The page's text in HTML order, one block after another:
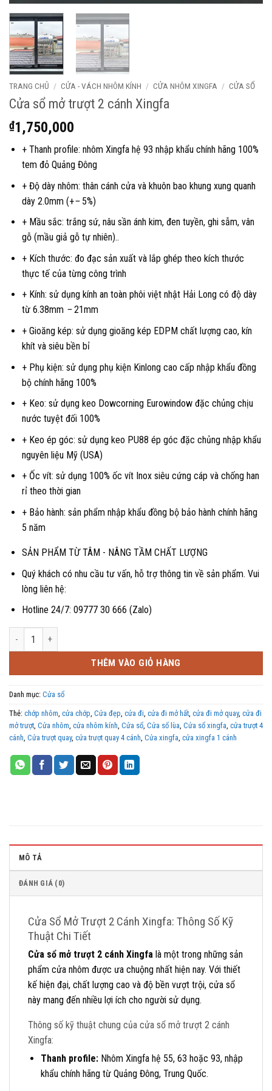
TRANG CHỦ / CỬA - VÁCH NHÔM KÍNH / CỬA NHÔM XINGFA / CỬA SỔ
Cửa sổ mở trượt 2 cánh Xingfa
₫1,750,000
+ Thanh profile: nhôm Xingfa hệ 93 nhập khẩu chính hãng 100%
tem đỏ Quảng Đông
+ Độ dày nhôm: thân cánh cửa và khuôn bao khung xung quanh
dày 2.0mm (+–5%)
+ Mầu sắc: trắng sứ, nâu sần ánh kim, đen tuyền, ghi sẫm, vân
gỗ (mầu giả gỗ tự nhiên)..
+ Kích thước: đo đạc sản xuất và lắp ghép theo kích thước
thực tế của từng công trình
+ Kính: sử dụng kính an toàn phôi việt nhật Hải Long có độ dày
từ 6.38mm –21mm
+ Gioăng kép: sử dụng gioăng kép EDPM chất lượng cao, kín
khít và siêu bền bỉ
+ Phụ kiện: sử dụng phụ kiện Kinlong cao cấp nhập khẩu đồng
bộ chính hãng 100%
+ Keo: sử dụng keo Dowcorning Eurowindow đặc chủng chịu
nước tuyệt đối 100%
+ Keo ép góc: sử dụng keo PU88 ép góc đặc chủng nhập khẩu
nguyên liệu Mỹ (USA)
+ Ốc vít: sử dụng 100% ốc vít Inox siêu cứng cáp và chống han
rỉ theo thời gian
+ Bảo hành: sản phẩm nhập khẩu đồng bộ bảo hành chính hãng
5 năm
SẢN PHẨM TỪ TÂM - NÂNG TẦM CHẤT LƯỢNG
Quý khách có nhu cầu tư vấn, hỗ trợ thông tin về sản phẩm. Vui
lòng liên hệ:
Hotline 24/7: 09777 30 666 (Zalo)
Cửa sổ mở trượt 2 cánh Xingfa số lượng
THÊM VÀO GIỎ HÀNG
Danh mục: Cửa sổ
Thẻ: chớp nhôm, cửa chớp, Cửa đẹp, cửa đi, cửa đi mở hất, cửa đi mở quay, cửa đi
mở trượt, Cửa nhôm, cửa nhôm kính, Cửa sổ, Cửa sổ lùa, Cửa sổ xingfa, cửa trượt 4
cánh, Cửa trượt quay, cửa trượt quay 4 cánh, Cửa xingfa, cửa xingfa 1 cánh
MÔ TẢ
ĐÁNH GIÁ (0)
Cửa Sổ Mở Trượt 2 Cánh Xingfa: Thông Số Kỹ
Thuật Chi Tiết
Cửa sổ mở trượt 2 cánh Xingfa là một trong những sản
phẩm cửa nhôm được ưa chuộng nhất hiện nay. Với thiết
kế hiện đại, chất lượng cao và độ bền vượt trội, cửa sổ
này mang đến nhiều lợi ích cho người sử dụng.
Thông số kỹ thuật chung của cửa sổ mở trượt 2 cánh
Xingfa:
Thanh profile:Nhôm Xingfa hệ 55, 63 hoặc 93, nhập
khẩu chính hãng từ Quảng Đông, Trung Quốc.